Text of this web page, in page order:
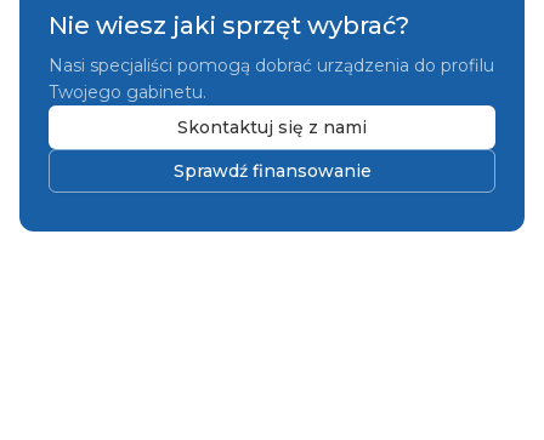
Nie wiesz jaki sprzęt wybrać?
Nasi specjaliści pomogą dobrać urządzenia do profilu
Twojego gabinetu.
Skontaktuj się z nami
Sprawdź finansowanie